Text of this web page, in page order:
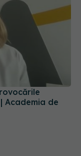
Academia de